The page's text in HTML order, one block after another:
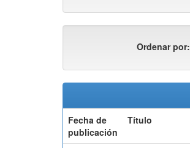
Ordenar por:
Fecha de
publicación
Título